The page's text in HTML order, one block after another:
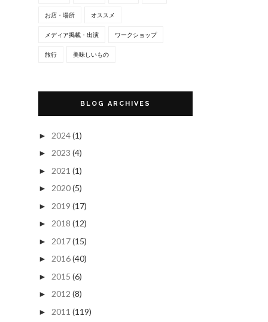
お店・場所 オススメ
メディア掲載・出演 ワークショップ
旅行 美味しいもの
BLOG ARCHIVES
► 2024(1)
► 2023 (4)
► 2021 (1)
► 2020(5)
► 2019 (17)
► 2018 (12)
► 2017(15)
► 2016(40)
► 2015 (6)
► 2012 (8)
► 2011 (119)